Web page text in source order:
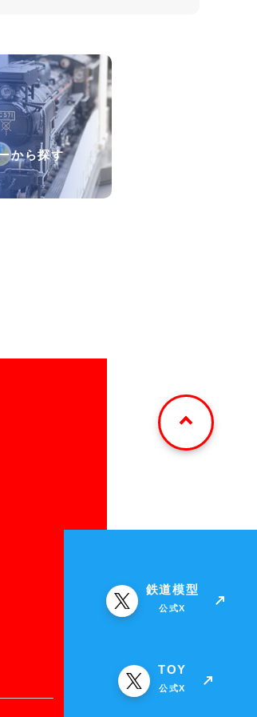
から探す
鉄道模型
公式X
TOY
公式X